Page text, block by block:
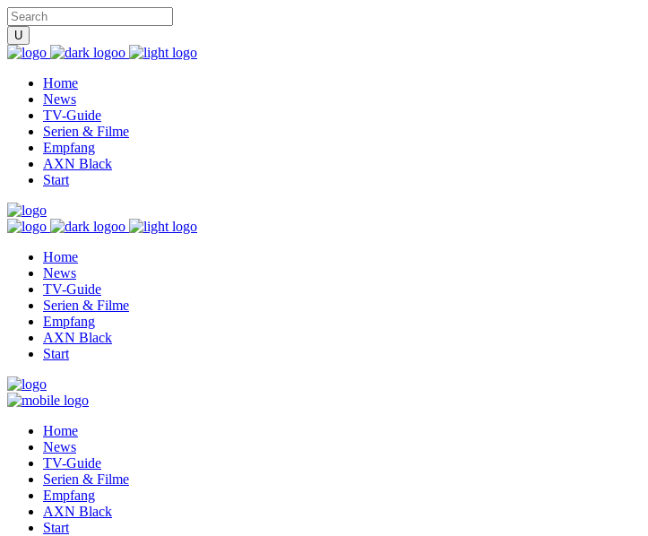
Home
News
TV-Guide
Serien & Filme
Empfang
AXN Black
Start
Home
News
TV-Guide
Serien & Filme
Empfang
AXN Black
Start
Home
News
TV-Guide
Serien & Filme
Empfang
AXN Black
Start